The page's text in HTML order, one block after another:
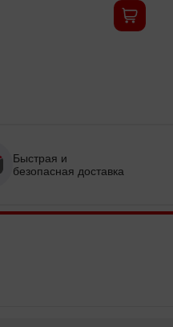
Быстрая и
безопасная доставка